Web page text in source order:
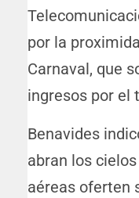
por la
Carnaval, que
ingresos por el
Benavides
abran los
aéreas oferten